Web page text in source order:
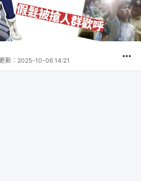
新： 2025-10-06 14:21